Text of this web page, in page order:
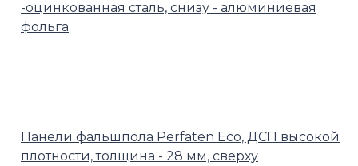
Панели фальшпола Perfaten Eco, ДСП высокой
плотности, толщина - 28 мм, сверху